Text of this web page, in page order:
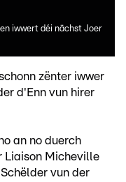
iwwert déi nächst Joer
zënter iwwer
d'Enn vun hirer
an no duerch
Liaison Micheville
vun der